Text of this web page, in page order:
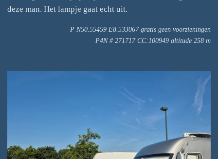
deze man. Het lampje gaat echt uit.
P N50.55459 E8.533067 gratis geen voorzieningen
P4N # 271717 CC:100949 altitude 258 m